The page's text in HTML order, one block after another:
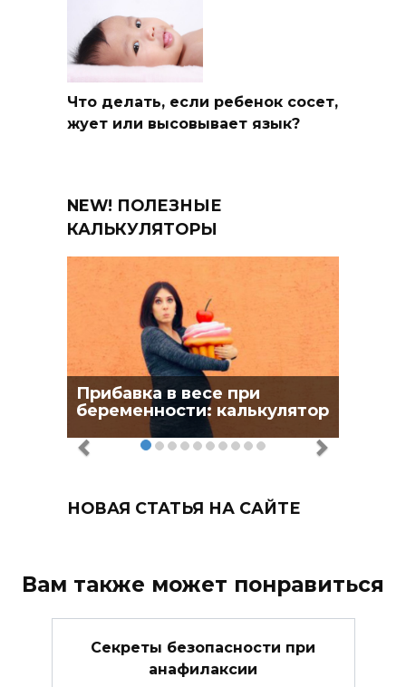
Что делать, если ребенок сосет,
жует или высовывает язык?
NEW! ПОЛЕЗНЫЕ
КАЛЬКУЛЯТОРЫ
Прибавка в весе при
беременности: калькулятор
НОВАЯ СТАТЬЯ НА САЙТЕ
Вам также может понравиться
Секреты безопасности при
анафилаксии